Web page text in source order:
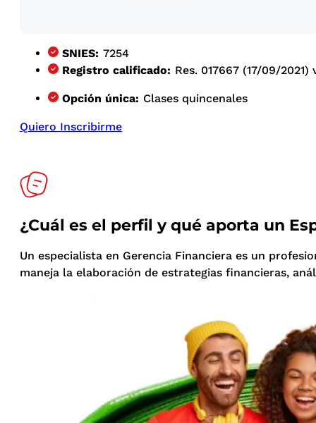
SNIES: 7254
Registro calificado: Res. 017667 (17/09/2021)
Opción única: Clases quincenales
Quiero Inscribirme
¿Cuál es el perfil y qué aporta un
Un especialista en Gerencia Financiera es un
maneja la elaboración de estrategias financieras,